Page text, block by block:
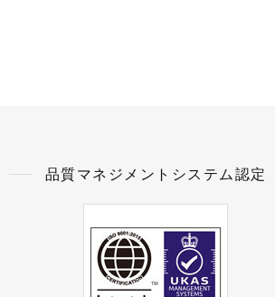
品質マネジメントシステム認定